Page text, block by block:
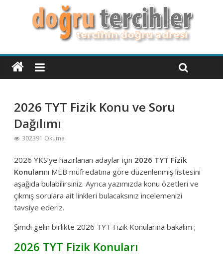
2026 TYT Fizik Konu ve Soru
Dağılımı
302391 Okuma
2026 YKS’ye hazırlanan adaylar için 2026 TYT Fizik
Konularını MEB müfredatına göre düzenlenmiş listesini
aşağıda bulabilirsiniz. Ayrıca yazımızda konu özetleri ve
çıkmış sorulara ait linkleri bulacaksınız incelemenizi
tavsiye ederiz.
Şimdi gelin birlikte 2026 TYT Fizik Konularına bakalım ;
2026 TYT Fizik Konuları